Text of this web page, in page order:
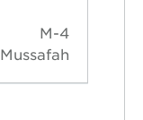
M-4
Mussafah